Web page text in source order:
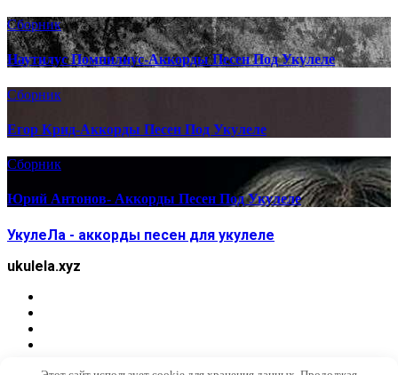
Сборник
Наутилус Помпилиус-Аккорды Песен Под Укулеле
Сборник
Егор Крид-Аккорды Песен Под Укулеле
Сборник
Юрий Антонов- Аккорды Песен Под Укулеле
УкулеЛа - аккорды песен для укулеле
ukulela.xyz